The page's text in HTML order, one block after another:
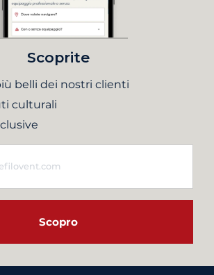
Scoprite
belli dei nostri clienti
culturali
Scopro